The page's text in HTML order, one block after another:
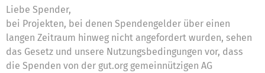
Liebe Spender,
bei Projekten, bei denen Spendengelder über einen
langen Zeitraum hinweg nicht angefordert wurden, sehen
das Gesetz und unsere Nutzungsbedingungen vor, dass
die Spenden von der gut.org gemeinnützigen AG